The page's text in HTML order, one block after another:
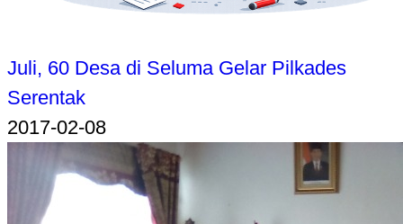
Juli, 60 Desa di Seluma Gelar Pilkades
Serentak
2017-02-08